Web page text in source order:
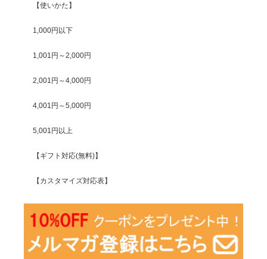
【使いかた】
1,000円以下
1,001円～2,000円
2,001円～4,000円
4,001円～5,000円
5,001円以上
【ギフト対応(無料)】
【カスタマイズ対応表】